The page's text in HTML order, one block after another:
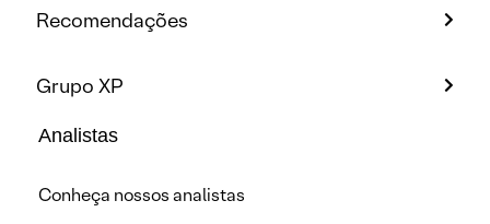
Recomendações
Grupo XP
Analistas
Conheça nossos analistas